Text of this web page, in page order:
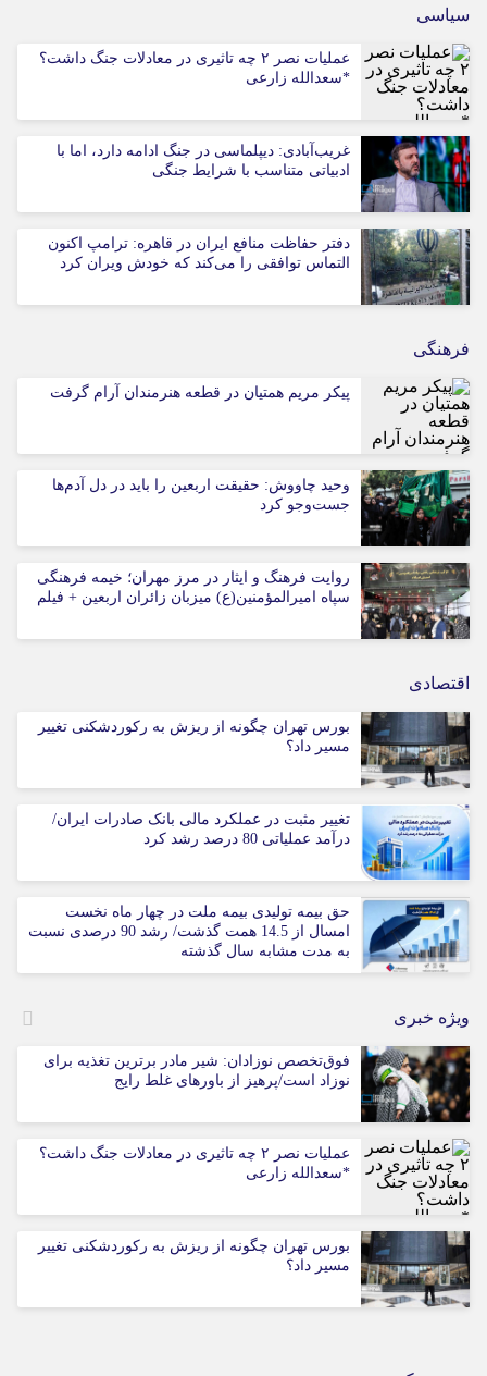
سیاسی
عملیات نصر ۲ چه تاثیری در معادلات جنگ داشت؟
*سعدالله زارعی
غریب‌آبادی: دیپلماسی در جنگ ادامه دارد، اما با
ادبیاتی متناسب با شرایط جنگی
دفتر حفاظت منافع ایران در قاهره: ترامپ اکنون
التماس توافقی را می‌کند که خودش ویران کرد
فرهنگی
پیکر مریم همتیان در قطعه هنرمندان آرام گرفت
وحید چاووش: حقیقت اربعین را باید در دل آدم‌ها
جست‌وجو کرد
روایت فرهنگ و ایثار در مرز مهران؛ خیمه فرهنگی
سپاه امیرالمؤمنین(ع) میزبان زائران اربعین + فیلم
اقتصادی
بورس تهران چگونه از ریزش به رکوردشکنی تغییر
مسیر داد؟
تغییر مثبت در عملکرد مالی بانک صادرات ایران/
درآمد عملیاتی 80 درصد رشد کرد
حق بیمه تولیدی بیمه ملت در چهار ماه نخست
امسال از 14.5 همت گذشت/ رشد 90 درصدی نسبت
به مدت مشابه سال گذشته
ویژه خبری
فوق‌تخصص نوزادان: شیر مادر برترین تغذیه برای
نوزاد است/پرهیز از باورهای غلط رایج
عملیات نصر ۲ چه تاثیری در معادلات جنگ داشت؟
*سعدالله زارعی
بورس تهران چگونه از ریزش به رکوردشکنی تغییر
مسیر داد؟